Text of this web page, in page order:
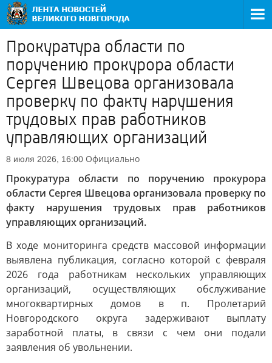
Прокуратура области по
поручению прокурора области
Сергея Швецова организовала
проверку по факту нарушения
трудовых прав работников
управляющих организаций
8 июля 2026, 16:00 Официально
Прокуратура области по поручению прокурора
области Сергея Швецова организовала проверку по
факту нарушения трудовых прав работников
управляющих организаций.
В ходе мониторинга средств массовой информации
выявлена публикация, согласно которой с февраля
2026 года работникам нескольких управляющих
организаций, осуществляющих обслуживание
многоквартирных домов в п. Пролетарий
Новгородского округа задерживают выплату
заработной платы, в связи с чем они подали
заявления об увольнении.